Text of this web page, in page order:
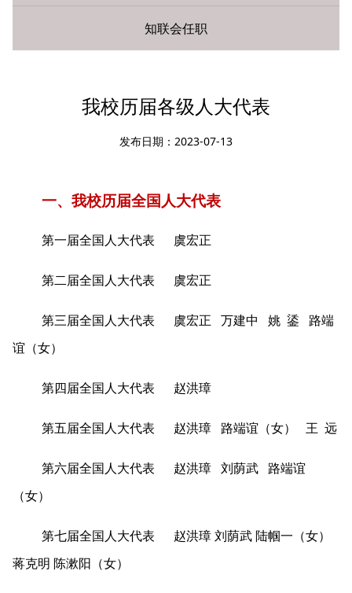
知联会任职
我校历届各级人大代表
发布日期：2023-07-13
一、我校历届全国人大代表
第一届全国人大代表 虞宏正
第二届全国人大代表 虞宏正
第三届全国人大代表 虞宏正 万建中 姚 鋈 路端
谊（女）
第四届全国人大代表 赵洪璋
第五届全国人大代表 赵洪璋 路端谊（女） 王 远
第六届全国人大代表 赵洪璋 刘荫武 路端谊
（女）
第七届全国人大代表 赵洪璋 刘荫武 陆帼一（女）
蒋克明 陈漱阳（女）